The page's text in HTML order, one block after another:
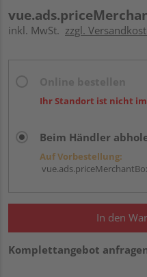
inkl. MwSt. zzgl.
Ihr Standort ist nicht
Beim Händler
Auf Vorbestellung:
In den
Komplettangebot